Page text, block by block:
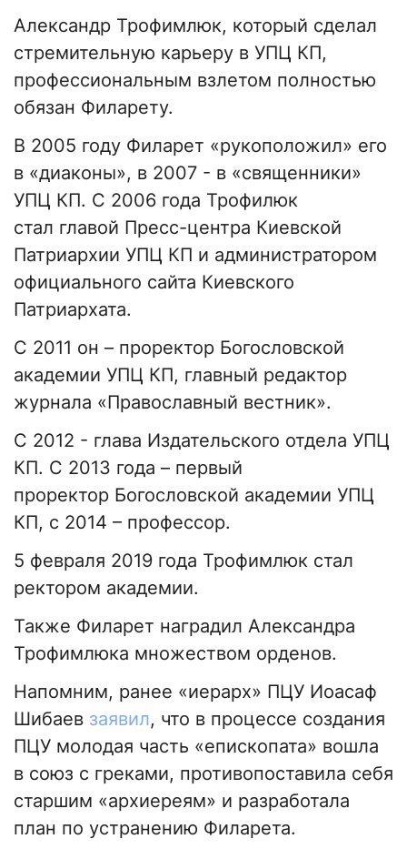
Александр Трофимлюк, который сделал
стремительную карьеру в УПЦ КП,
профессиональным взлетом полностью
обязан Филарету.
В 2005 году Филарет «рукоположил» его
в «диаконы», в 2007 - в «священники»
УПЦ КП. С 2006 года Трофилюк
стал главой Пресс-центра Киевской
Патриархии УПЦ КП и администратором
официального сайта Киевского
Патриархата.
С 2011 он – проректор Богословской
академии УПЦ КП, главный редактор
журнала «Православный вестник».
С 2012 - глава Издательского отдела УПЦ
КП. С 2013 года – первый
проректор Богословской академии УПЦ
КП, с 2014 – профессор.
5 февраля 2019 года Трофимлюк стал
ректором академии.
Также Филарет наградил Александра
Трофимлюка множеством орденов.
Напомним, ранее «иерарх» ПЦУ Иоасаф
Шибаев заявил, что в процессе создания
ПЦУ молодая часть «епископата» вошла
в союз с греками, противопоставила себя
старшим «архиереям» и разработала
план по устранению Филарета.